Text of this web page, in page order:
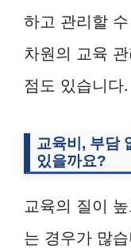
하고 관리할
차원의 교육
점도 있습니다.
교육비, 부담
있을까요?
교육의 질이
는 경우가 많